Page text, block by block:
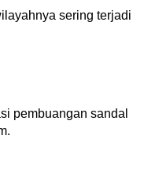
sering terjadi
pembuangan sandal